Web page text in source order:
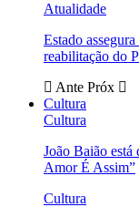
Atualidade
Estado
reabilitação do
Ante Próx
Cultura
Cultura
João Baião
Amor É Assim”
Cultura